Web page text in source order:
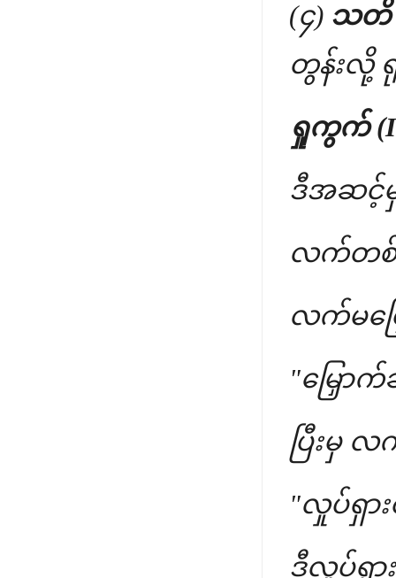
(၄) သတိ
တွန်းလို့
ရှုကွက်
ဒီအဆင့်
လက်တစ်ဖ
လက်မမြှ
"မြှော
ပြီးမှ
"လှုပ်ရှာ
ဒီလှုပ်ရှာ